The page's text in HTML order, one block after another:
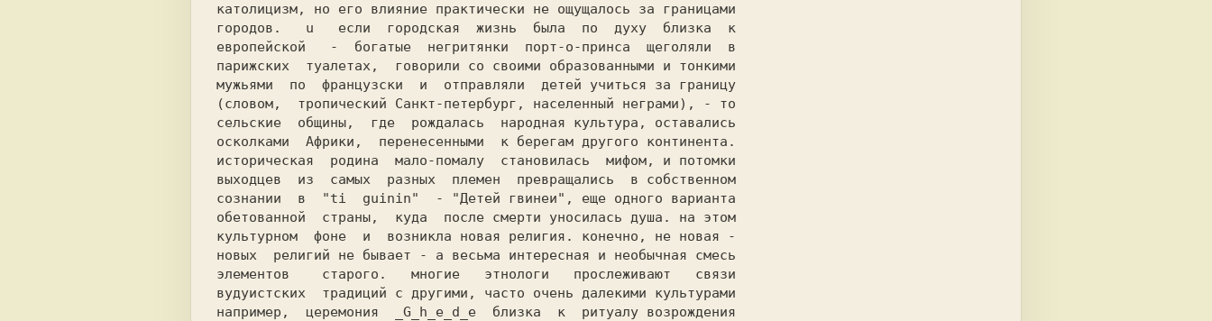
католицизм, но его влияние практически не ощущалось за границами
городов.   u   если  городская  жизнь  была  по  духу  близка  к
европейской   -  богатые  негритянки  порт-о-принса  щеголяли  в
парижских  туалетах,  говорили со своими образованными и тонкими
мужьями  по  французски  и  отправляли  детей учиться за границу
(словом,  тропический Санкт-петербург, населенный неграми), - то
сельские  общины,  где  рождалась  народная культура, оставались
историческая  родина  мало-помалу  становилась  мифом, и потомки
выходцев  из  самых  разных  племен  превращались  в собственном
сознании  в  "ti  guinin"  - "Детей гвинеи", еще одного варианта
обетованной  страны,  куда  после смерти уносилась душа. на этом
культурном  фоне  и  возникла новая религия. конечно, не новая -
новых  религий не бывает - а весьма интересная и необычная смесь
элементов    старого.   многие   этнологи   прослеживают   связи
вудуистских  традиций с другими, часто очень далекими культурами
например,  церемония  _G_h_е_d_е  близка  к  ритуалу возрождения